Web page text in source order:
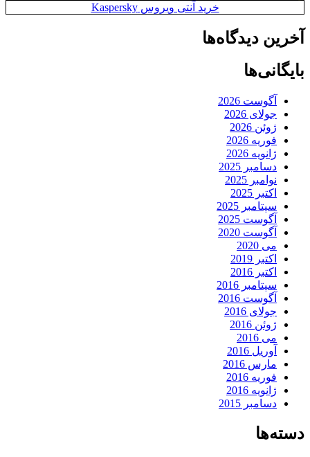
خرید آنتی ویروس Kaspersky
آخرین دیدگاه‌ها
بایگانی‌ها
آگوست 2026
جولای 2026
ژوئن 2026
فوریه 2026
ژانویه 2026
دسامبر 2025
نوامبر 2025
اکتبر 2025
سپتامبر 2025
آگوست 2025
آگوست 2020
می 2020
اکتبر 2019
اکتبر 2016
سپتامبر 2016
آگوست 2016
جولای 2016
ژوئن 2016
می 2016
آوریل 2016
مارس 2016
فوریه 2016
ژانویه 2016
دسامبر 2015
دسته‌ها